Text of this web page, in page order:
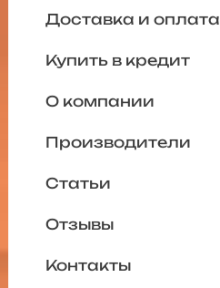
Доставка и оплата
Купить в кредит
О компании
Производители
Статьи
Отзывы
Контакты